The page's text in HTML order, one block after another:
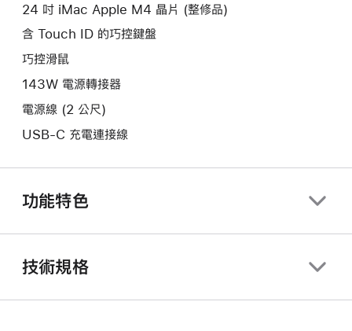
24 吋 iMac Apple M4 晶片 (整修品)
含 Touch ID 的巧控鍵盤
巧控滑鼠
143W 電源轉接器
電源線 (2 公尺)
USB-C 充電連接線
功能特色
技術規格